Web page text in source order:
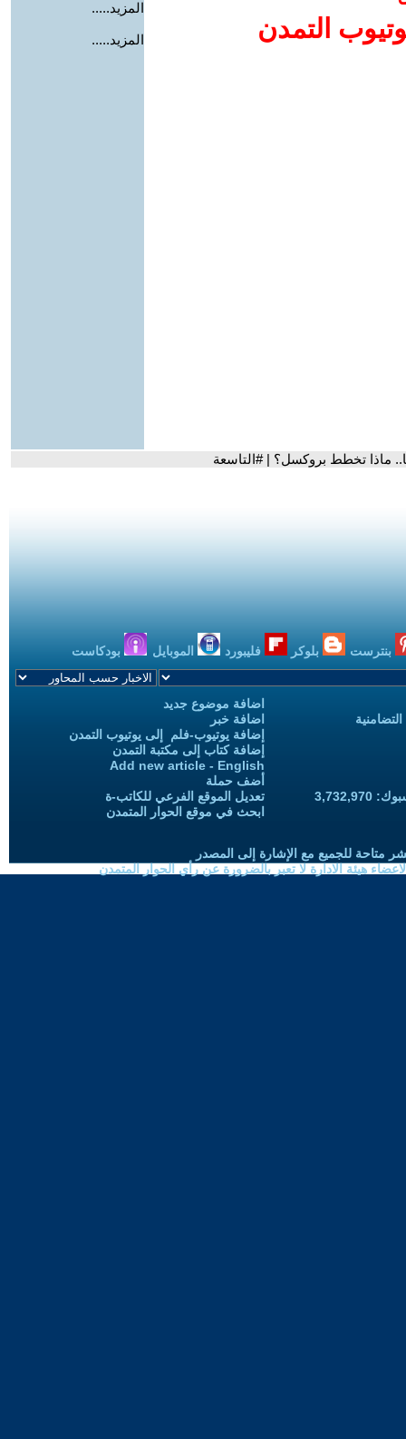
التمدن
المزيد.....
المزيد.....
ماذا تخطط بروكسل؟ | #التاسعة
بنترست بلوكر فليبورد الموبايل بودكاست
اضافة موضوع جديد
اضافة خبر
إضافة يوتيوب-فلم إلى يوتيوب التمدن
إضافة كتاب إلى مكتبة التمدن
Add new article - English
أضف حملة
تعديل الموقع الفرعي للكاتب-ة
ابحث في موقع الحوار المتمدن
متاحة للجميع مع الإشارة إلى المصدر
هيئة الادارة لا تعبر بالضرورة عن رأي الحوار المتمدن